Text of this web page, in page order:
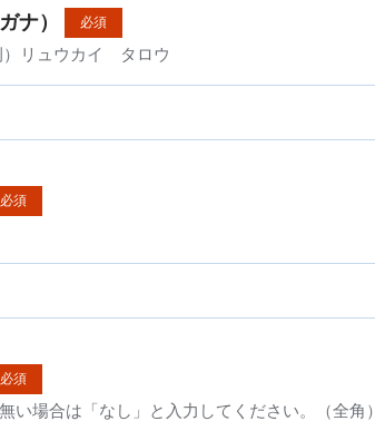
ナ） 必須
）リュウカイ タロウ
必須
必須
い場合は「なし」と入力してください。（全角）